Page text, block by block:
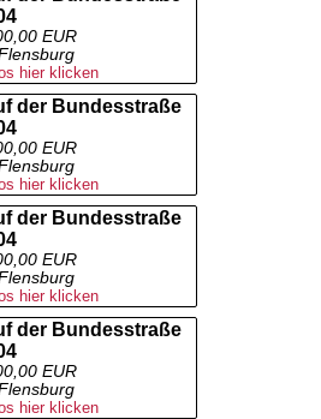
EUR
hier klicken
der Bundesstraße
EUR
hier klicken
der Bundesstraße
EUR
hier klicken
der Bundesstraße
EUR
hier klicken